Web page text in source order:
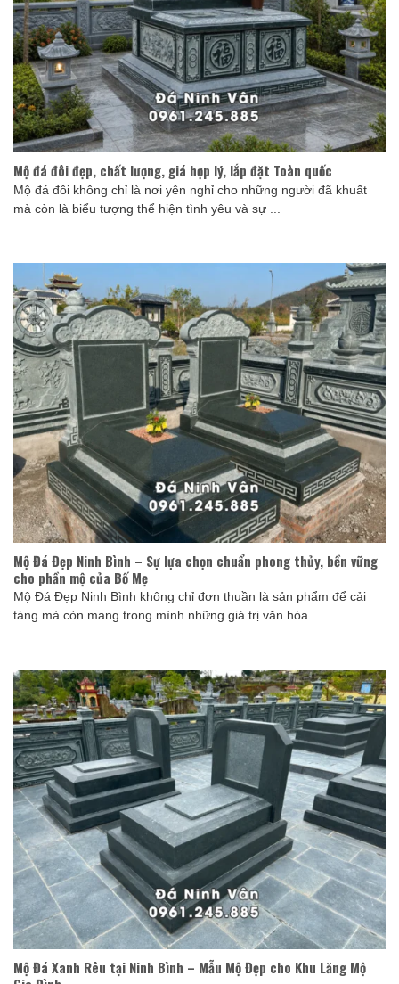
Mộ đá đôi đẹp, chất lượng, giá hợp lý, lắp đặt Toàn quốc
Mộ đá đôi không chỉ là nơi yên nghỉ cho những người đã khuất
mà còn là biểu tượng thể hiện tình yêu và sự ...
Mộ Đá Đẹp Ninh Bình – Sự lựa chọn chuẩn phong thủy, bền vững
cho phần mộ của Bố Mẹ
Mộ Đá Đẹp Ninh Bình không chỉ đơn thuần là sản phẩm để cải
táng mà còn mang trong mình những giá trị văn hóa ...
Mộ Đá Xanh Rêu tại Ninh Bình – Mẫu Mộ Đẹp cho Khu Lăng Mộ